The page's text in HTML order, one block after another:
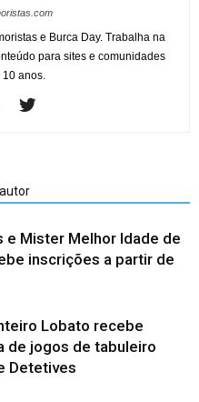
e Burca Day. Trabalha na
para sites e comunidades
10 anos.
e Mister Melhor Idade de
inscrições a partir de
Lobato recebe
de jogos de tabuleiro
Detetives